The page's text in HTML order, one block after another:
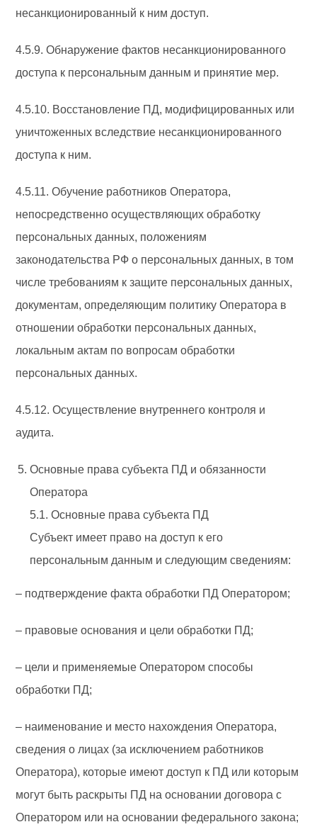
несанкционированный к ним доступ.
4.5.9. Обнаружение фактов несанкционированного
доступа к персональным данным и принятие мер.
4.5.10. Восстановление ПД, модифицированных или
уничтоженных вследствие несанкционированного
доступа к ним.
4.5.11. Обучение работников Оператора,
непосредственно осуществляющих обработку
персональных данных, положениям
законодательства РФ о персональных данных, в том
числе требованиям к защите персональных данных,
документам, определяющим политику Оператора в
отношении обработки персональных данных,
локальным актам по вопросам обработки
персональных данных.
4.5.12. Осуществление внутреннего контроля и
аудита.
Основные права субъекта ПД и обязанности
Оператора
5.1. Основные права субъекта ПД
Субъект имеет право на доступ к его
персональным данным и следующим сведениям:
– подтверждение факта обработки ПД Оператором;
– правовые основания и цели обработки ПД;
– цели и применяемые Оператором способы
обработки ПД;
– наименование и место нахождения Оператора,
сведения о лицах (за исключением работников
Оператора), которые имеют доступ к ПД или которым
могут быть раскрыты ПД на основании договора с
Оператором или на основании федерального закона;